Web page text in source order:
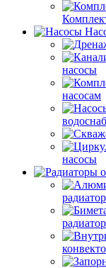
насосы
насосам
насосы